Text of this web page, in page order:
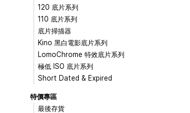
120 底片系列
110 底片系列
底片掃描器
Kino 黑白電影底片系列
LomoChrome 特效底片系列
極低 ISO 底片系列
Short Dated & Expired
特價專區
最後存貨